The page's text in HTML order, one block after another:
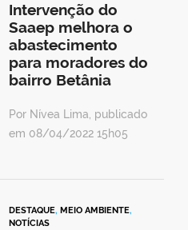
Intervenção do
Saaep melhora o
abastecimento
para moradores do
bairro Betânia
Por Nívea Lima, publicado
em 08/04/2022 15h05
DESTAQUE, MEIO AMBIENTE,
NOTÍCIAS